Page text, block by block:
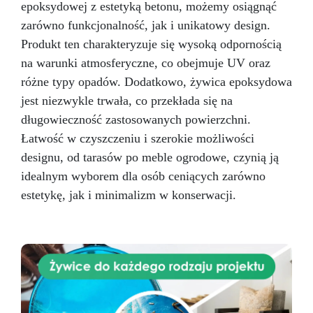
epoksydowej z estetyką betonu, możemy osiągnąć
zarówno funkcjonalność, jak i unikatowy design.
Produkt ten charakteryzuje się wysoką odpornością
na warunki atmosferyczne, co obejmuje UV oraz
różne typy opadów. Dodatkowo, żywica epoksydowa
jest niezwykle trwała, co przekłada się na
długowieczność zastosowanych powierzchni.
Łatwość w czyszczeniu i szerokie możliwości
designu, od tarasów po meble ogrodowe, czynią ją
idealnym wyborem dla osób ceniących zarówno
estetykę, jak i minimalizm w konserwacji.